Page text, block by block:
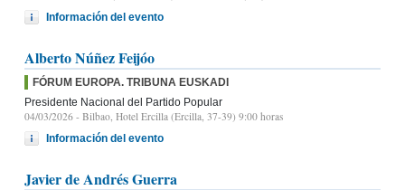
Información del evento
Alberto Núñez Feijóo
FÓRUM EUROPA. TRIBUNA EUSKADI
Presidente Nacional del Partido Popular
04/03/2026 - Bilbao, Hotel Ercilla (Ercilla, 37-39) 9:00 horas
Información del evento
Javier de Andrés Guerra